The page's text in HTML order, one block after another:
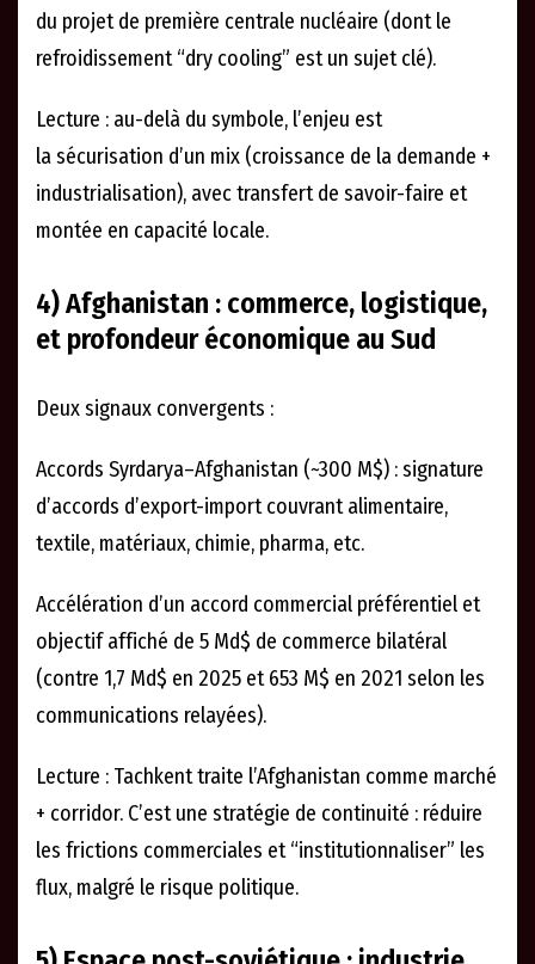
du projet de première centrale nucléaire (dont le
refroidissement “dry cooling” est un sujet clé).
Lecture : au-delà du symbole, l’enjeu est
la sécurisation d’un mix (croissance de la demande +
industrialisation), avec transfert de savoir-faire et
montée en capacité locale.
4) Afghanistan : commerce, logistique,
et profondeur économique au Sud
Deux signaux convergents :
Accords Syrdarya–Afghanistan (~300 M$) : signature
d’accords d’export-import couvrant alimentaire,
textile, matériaux, chimie, pharma, etc.
Accélération d’un accord commercial préférentiel et
objectif affiché de 5 Md$ de commerce bilatéral
(contre 1,7 Md$ en 2025 et 653 M$ en 2021 selon les
communications relayées).
Lecture : Tachkent traite l’Afghanistan comme marché
+ corridor. C’est une stratégie de continuité : réduire
les frictions commerciales et “institutionnaliser” les
flux, malgré le risque politique.